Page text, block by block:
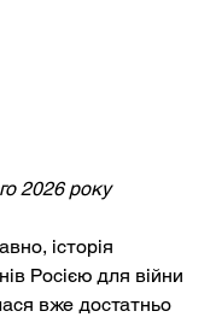
2026 року
історія
Росією для війни
вже достатньо